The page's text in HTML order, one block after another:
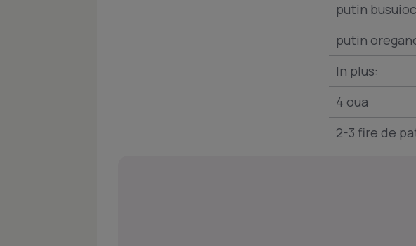
putin
putin
In plus:
4 oua
2-3 fire de